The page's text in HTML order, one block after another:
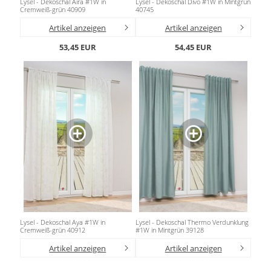
Gardinenstange
Stoffe
Panneaux
Cremweiß-grün 40909
Artikel anzeigen
53,45 EUR
40745
Artikel anzeigen
54,45 EUR
Lysel - Dekoschal Aya #1W in
Cremweiß-grün 40912
Artikel anzeigen
Lysel - Dekoschal Thermo Verdunklung
#1W in Mintgrün 39128
Artikel anzeigen